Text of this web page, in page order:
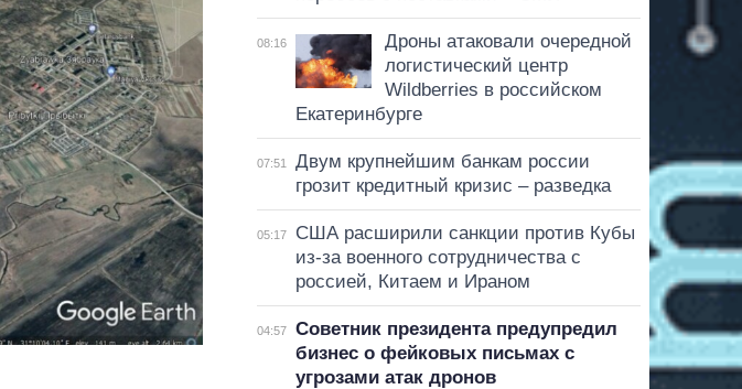
08:16
Дроны атаковали очередной
логистический центр
Wildberries в российском
Екатеринбурге
07:51
Двум крупнейшим банкам россии
грозит кредитный кризис – разведка
05:17
США расширили санкции против Кубы
из-за военного сотрудничества с
россией, Китаем и Ираном
04:57
Советник президента предупредил
бизнес о фейковых письмах с
угрозами атак дронов